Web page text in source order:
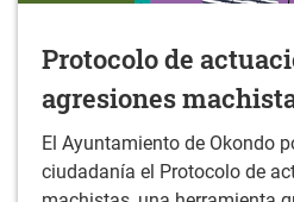
Protocolo de
agresiones
El Ayuntamiento de Okondo
ciudadanía el Protocolo de